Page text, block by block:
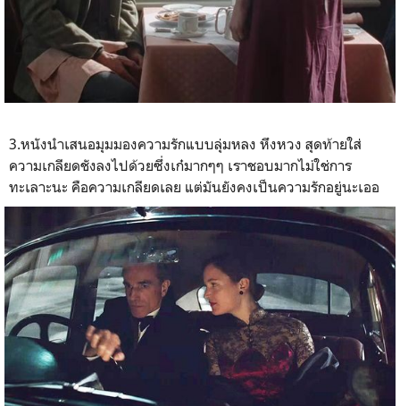
3.หนังนำเสนอมุมมองความรักแบบลุ่มหลง หึงหวง สุดท้ายใส่
ความเกลียดชังลงไปด้วยซึ่งเก๋มากๆๆ เราชอบมากไม่ใช่การ
ทะเลาะนะ คือความเกลียดเลย แต่มันยังคงเป็นความรักอยู่นะเออ